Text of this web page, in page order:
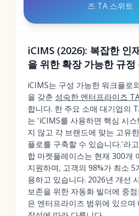
즈 TA 스위트
iCIMS (2026): 복잡한 인
을 위한 확장 가능한 규정
iCIMS는 구성 가능한 워크플로
을 갖춘 성숙한 엔터프라이즈
합니다. 한 주요 소매 대기업의
는 'iCIMS를 사용하면 핵심 시
지 않고 각 브랜드에 맞는 고유
플로를 구축할 수 있습니다.'라
합 마켓플레이스는 현재 300개
지원하며, 고객의 98%가 최소 5
용하고 있습니다. 2026년 개선
보존을 위한 자동화 빌더에 중
은 엔터프라이즈 범위에 있으며